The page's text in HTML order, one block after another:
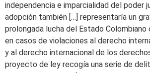
independencia e imparcialidad del poder
adopción también […] representaría un
prolongada lucha del Estado Colombiano
en casos de violaciones al derecho
y al derecho internacional de los
proyecto de ley recogía una serie de